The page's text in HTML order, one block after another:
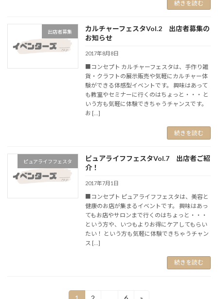
続きを読む
出店者募集
カルチャーフェスタVol.2 出店者募集の
お知らせ
2017年8月8日
■コンセプト カルチャーフェスタは、手作り雑
貨・クラフトの展示販売や気軽にカルチャー体
験ができる体感型イベントです。 興味はあって
も教室やセミナーに行くのはちょっと・・・ と
いう方も気軽に体験できちゃうチャンスです。
お […]
続きを読む
ピュアライフフェスタ
ピュアライフフェスタVol.7 出店者ご紹
介！
2017年7月1日
■コンセプト ピュアライフフェスタは、美容と
健康のお店が集まるイベントです。 興味はあっ
てもお店やサロンまで行くのはちょっと・・・
という方や、いつもよりお得にケアしてもらい
たい！ という方も気軽に体験できちゃうチャン
ス […]
続きを読む